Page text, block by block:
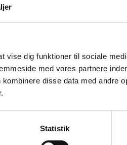
vise dig funktioner til sociale
med vores partnere
disse data med andre
Statistik
handle som
Erhverv
Flexiboxx
Kr. 543,75
A4 hvid 6
t/væg
Standard